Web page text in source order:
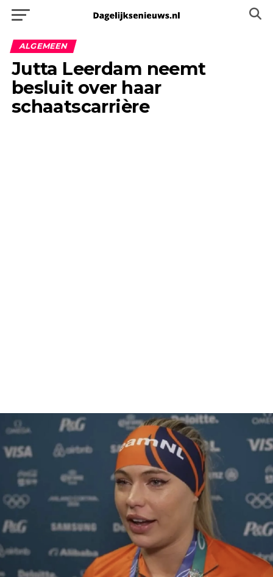
ALGEMEEN
Jutta Leerdam neemt
besluit over haar
schaatscarrière